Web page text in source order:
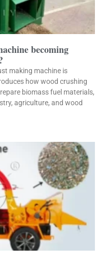
becoming
making machine is
how wood crushing
biomass fuel materials,
agriculture, and wood